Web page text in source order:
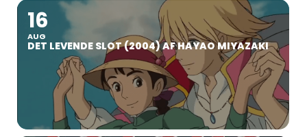
16
AUG
DET LEVENDE SLOT (2004) AF HAYAO MIYAZAKI